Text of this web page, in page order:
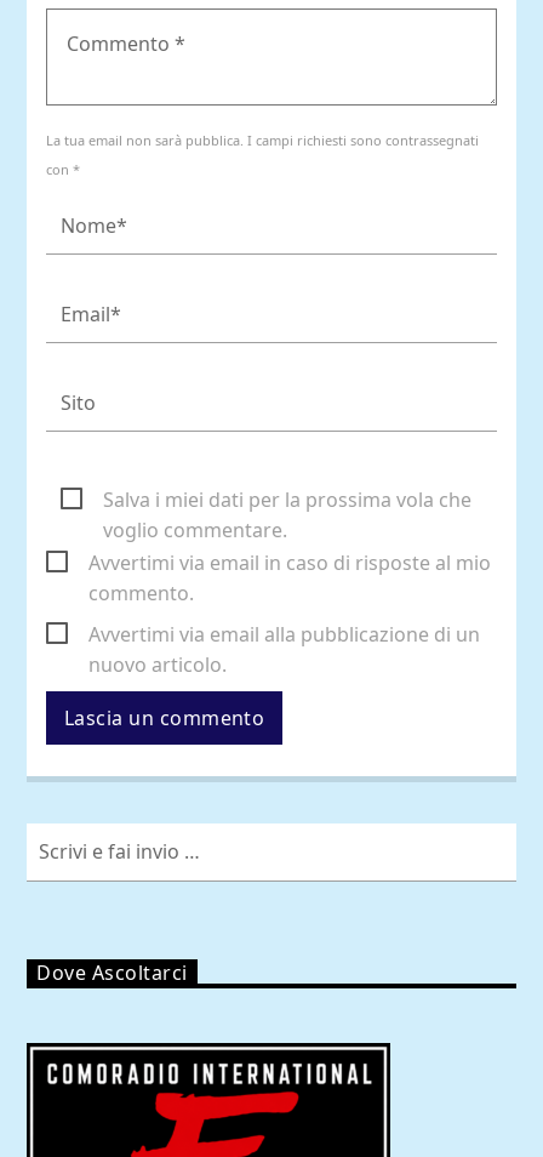
La tua email non sarà pubblica. I campi richiesti sono contrassegnati
con *
Salva i miei dati per la prossima vola che
voglio commentare.
Avvertimi via email in caso di risposte al mio
commento.
Avvertimi via email alla pubblicazione di un
nuovo articolo.
Dove Ascoltarci